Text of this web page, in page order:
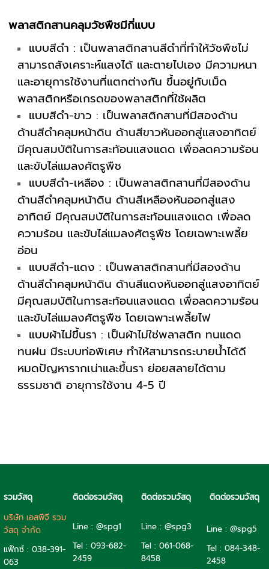
พลาสติกสานคลุมวัชพืชมีกี่แบบ
แบบสีดำ : เป็นพลาสติกสานสีดำที่ทำให้วัชพืชไม่
สามารถสังเคราะห์แสงได้ และตายไปเอง มีความหนา
และอายุการใช้งานที่แตกต่างกัน ขึ้นอยู่กับเม็ด
พลาสติกหรือเกรดของพลาสติกที่ใช้ผลิต
แบบสีดำ-ขาว : เป็นพลาสติกสานที่มีสองด้าน
ด้านสีดำคลุมหน้าดิน ด้านสีขาวหันออกสู่แสงอาทิตย์
มีคุณสมบัติในการสะท้อนแสงแดด เพื่อลดความร้อน
และขับไล่แมลงศัตรูพืช
แบบสีดำ-เหลือง : เป็นพลาสติกสานที่มีสองด้าน
ด้านสีดำคลุมหน้าดิน ด้านสีเหลืองหันออกสู่แสง
อาทิตย์ มีคุณสมบัติในการสะท้อนแสงแดด เพื่อลด
ความร้อน และขับไล่แมลงศัตรูพืช โดยเฉพาะเพลี้ย
อ่อน
แบบสีดำ-แดง : เป็นพลาสติกสานที่มีสองด้าน
ด้านสีดำคลุมหน้าดิน ด้านสีแดงหันออกสู่แสงอาทิตย์
มีคุณสมบัติในการสะท้อนแสงแดด เพื่อลดความร้อน
และขับไล่แมลงศัตรูพืช โดยเฉพาะเพลี้ยไฟ
แบบผ้าไม่ขึ้นรา : เป็นผ้าไม่ใช่พลาสติก ทนแดด
ทนฝน มีระบบท่อพิเศษ ทำให้สามารถระบายน้ำได้ดี
หมดปัญหารากเน่าและขึ้นรา ย่อยสลายได้ตาม
ธรรมชาติ อายุการใช้งาน 4-5 ปี
รวมวัสดุ ติดต่อรวมวัสดุ ติดต่อรวมวัสดุ
ติดต่อรวมวัสดุ
บริษัท เอสพีจี รวม
วัสดุ จำกัด
แฟ็กซ์ : 038-391-
063
Line : @spg1
Tel : 093-682-
2459
Line : @spg3
Tel : 061-068-
8458
Line : @spg5
Tel : 084-348-
2458